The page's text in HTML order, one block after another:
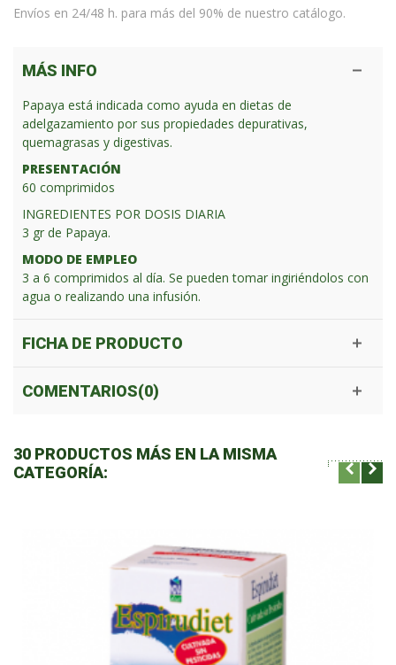
Envíos en 24/48 h. para más del 90% de nuestro catálogo.
MÁS INFO
Papaya está indicada como ayuda en dietas de
adelgazamiento por sus propiedades depurativas,
quemagrasas y digestivas.
PRESENTACIÓN
60 comprimidos
INGREDIENTES POR DOSIS DIARIA
3 gr de Papaya.
MODO DE EMPLEO
3 a 6 comprimidos al día. Se pueden tomar ingiriéndolos con
agua o realizando una infusión.
FICHA DE PRODUCTO
COMENTARIOS(0)
30 PRODUCTOS MÁS EN LA MISMA
CATEGORÍA: